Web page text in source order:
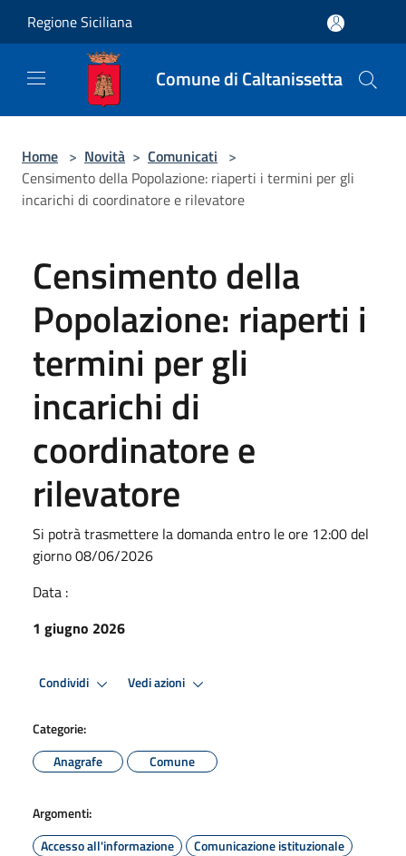
Regione Siciliana
Comune di Caltanissetta
Home > Novità > Comunicati >
Censimento della Popolazione: riaperti i termini per gli
incarichi di coordinatore e rilevatore
Censimento della
Popolazione: riaperti i
termini per gli
incarichi di
coordinatore e
rilevatore
Si potrà trasmettere la domanda entro le ore 12:00 del
giorno 08/06/2026
Data :
1 giugno 2026
Condividi Vedi azioni
Categorie:
Anagrafe
Comune
Argomenti:
Accesso all'informazione
Comunicazione istituzionale